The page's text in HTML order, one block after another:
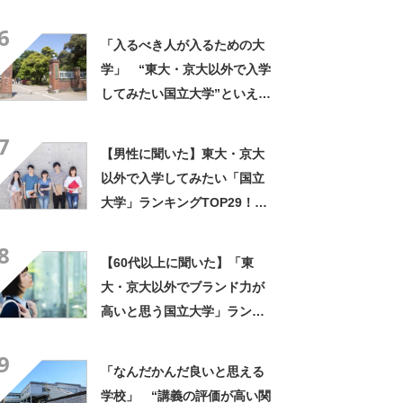
「入るべき人が入るための大
学」 “東大・京大以外で入学
してみたい国立大学”といえ
【男性に聞いた】東大・京大
以外で入学してみたい「国立
大学」ランキングTOP29！
【60代以上に聞いた】「東
大・京大以外でブランド力が
高いと思う国立大学」ランキ
「なんだかんだ良いと思える
学校」 “講義の評価が高い関